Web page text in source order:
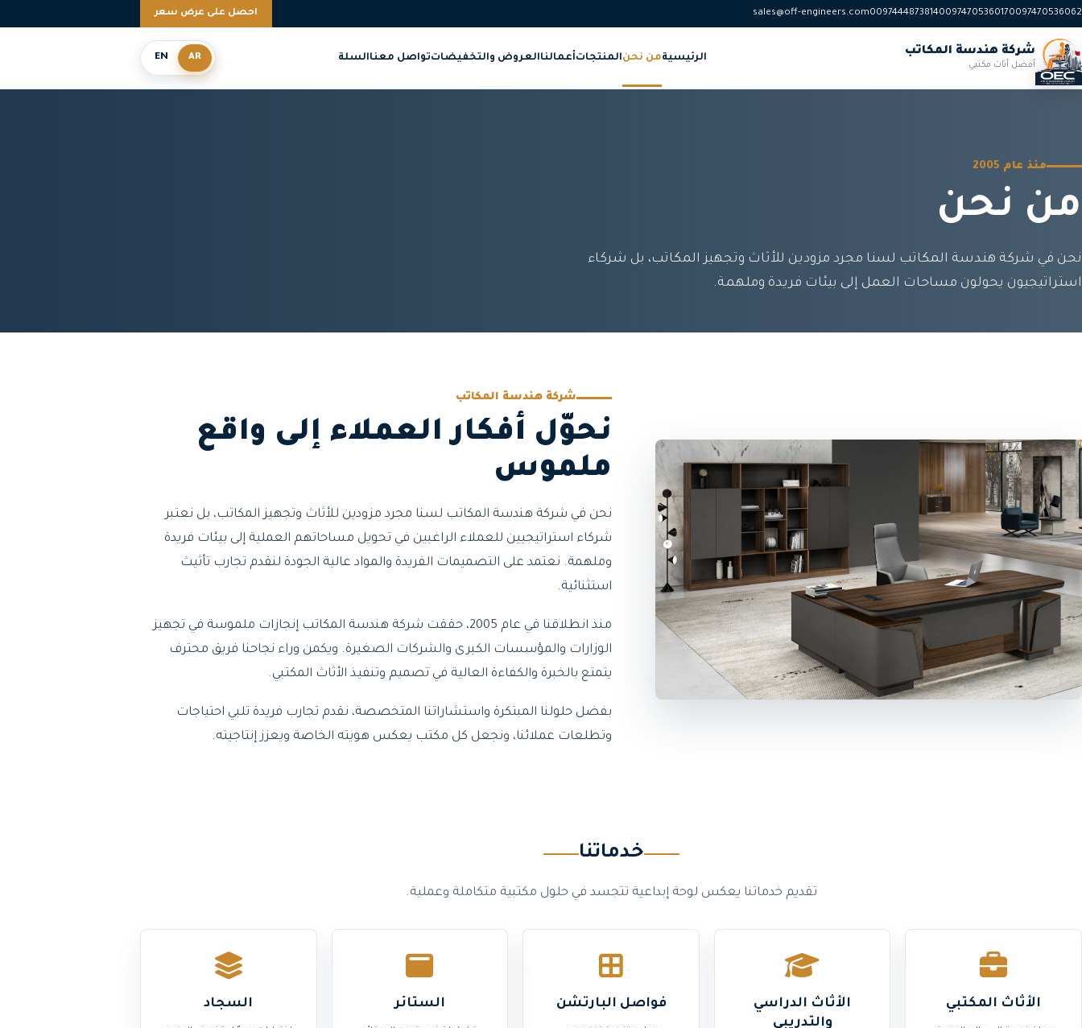
0097470536062
0097470536017
0097444873814
sales@off-engineers.com احصل على عرض سعر
شركة هندسة المكاتب
أفضل أثاث مكتبي
الرئيسيةمن نحنالمنتجاتأعمالناالعروض والتخفيضاتتواصل معناالسلة AR
EN
منذ عام 2005
من نحن
نحن في شركة هندسة المكاتب لسنا مجرد مزودين للأثاث وتجهيز المكاتب، بل شركاء
استراتيجيون يحولون مساحات العمل إلى بيئات فريدة وملهمة.
شركة هندسة المكاتب
نحوّل أفكار العملاء إلى واقع
ملموس
نحن في شركة هندسة المكاتب لسنا مجرد مزودين للأثاث وتجهيز المكاتب، بل نعتبر
شركاء استراتيجيين للعملاء الراغبين في تحويل مساحاتهم العملية إلى بيئات فريدة
وملهمة. نعتمد على التصميمات الفريدة والمواد عالية الجودة لنقدم تجارب تأثيث
استثنائية.
منذ انطلاقنا في عام 2005، حققت شركة هندسة المكاتب إنجازات ملموسة في تجهيز
الوزارات والمؤسسات الكبرى والشركات الصغيرة. ويكمن وراء نجاحنا فريق محترف
يتمتع بالخبرة والكفاءة العالية في تصميم وتنفيذ الأثاث المكتبي.
بفضل حلولنا المبتكرة واستشاراتنا المتخصصة، نقدم تجارب فريدة تلبي احتياجات
وتطلعات عملائنا، ونجعل كل مكتب يعكس هويته الخاصة ويعزز إنتاجيته.
خدماتنا
تقديم خدماتنا يعكس لوحة إبداعية تتجسد في حلول مكتبية متكاملة وعملية.
الأثاث المكتبي
الأثاث الدراسي
والتدريبي
فواصل البارتشن الستائر السجاد